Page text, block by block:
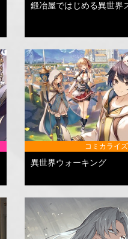
鍛冶屋ではじめる異世界
コミカライズ
異世界ウォーキング